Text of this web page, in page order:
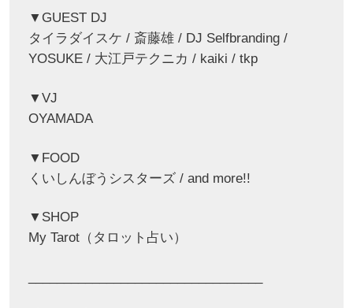
▼GUEST DJ
タイラダイスケ / 斎藤雄 / DJ Selfbranding /
YOSUKE / 大江戸テクニカ / kaiki / tkp
▼VJ
OYAMADA
▼FOOD
くいしんぼうシスターズ / and more!!
▼SHOP
My Tarot（タロット占い）